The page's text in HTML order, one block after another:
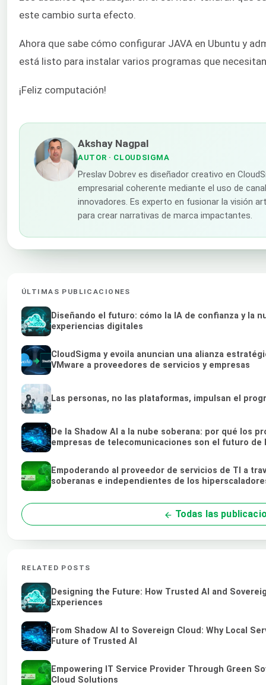
este cambio surta efecto.
Ahora que sabe cómo configurar JAVA en Ubuntu y
está listo para instalar varios programas que
¡Feliz computación!
Akshay Nagpal
AUTOR · CLOUDSIGMA
Preslav Dobrev es diseñador creativo en
empresarial coherente mediante el uso de
innovadores. Es experto en fusionar la visión
para crear narrativas de marca impactantes.
ÚLTIMAS PUBLICACIONES
Diseñando el futuro: cómo la IA de confianza y la
experiencias digitales
CloudSigma y evoila anuncian una alianza
VMware a proveedores de servicios y empresas
Las personas, no las plataformas, impulsan el
De la Shadow AI a la nube soberana: por qué los
empresas de telecomunicaciones son el futuro de
Empoderando al proveedor de servicios de TI a
soberanas e independientes de los
Todas las
RELATED POSTS
Designing the Future: How Trusted AI and
Experiences
From Shadow AI to Sovereign Cloud: Why Local
Future of Trusted AI
Empowering IT Service Provider Through Green
Cloud Solutions